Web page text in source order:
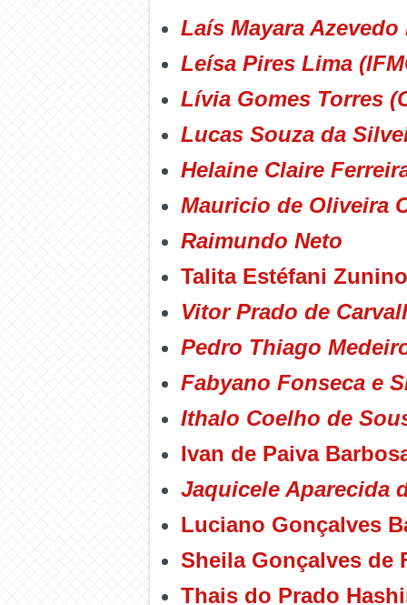
Laís Mayara
Leísa Pires Lima
Lívia Gomes Torres
Lucas Souza da
Helaine Claire
Mauricio de Oliveira
Raimundo Neto
Talita Estéfani
Vitor Prado de
Pedro Thiago
Fabyano Fonseca e
Ithalo Coelho de
Ivan de Paiva
Jaquicele Aparecida
Luciano Gonçalves
Sheila Gonçalves de
Thais do Prado